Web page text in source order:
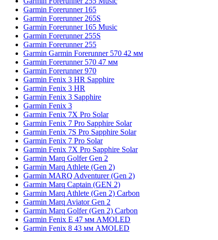
Garmin Forerunner 165
Garmin Forerunner 265S
Garmin Forerunner 165 Music
Garmin Forerunner 255S
Garmin Forerunner 255
Garmin Garmin Forerunner 570 42 мм
Garmin Forerunner 570 47 мм
Garmin Forerunner 970
Garmin Fenix 3 HR Sapphire
Garmin Fenix 3 HR
Garmin Fenix 3 Sapphire
Garmin Fenix 3
Garmin Fenix 7X Pro Solar
Garmin Fenix 7 Pro Sapphire Solar
Garmin Fenix 7S Pro Sapphire Solar
Garmin Fenix 7 Pro Solar
Garmin Fenix 7X Pro Sapphire Solar
Garmin Marq Golfer Gen 2
Garmin Marq Athlete (Gen 2)
Garmin MARQ Adventurer (Gen 2)
Garmin Marq Captain (GEN 2)
Garmin Marq Athlete (Gen 2) Carbon
Garmin Marq Aviator Gen 2
Garmin Marq Golfer (Gen 2) Carbon
Garmin Fenix E 47 мм AMOLED
Garmin Fenix 8 43 мм AMOLED